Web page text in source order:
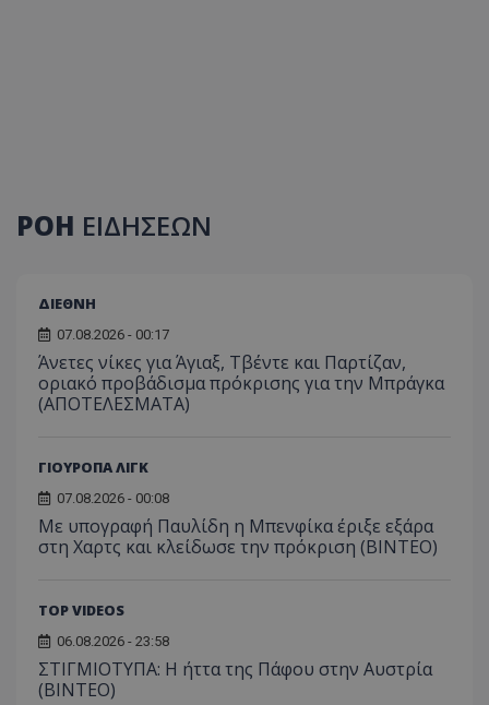
ΡΟΗ ΕΙΔΗΣΕΩΝ
ΔΙΕΘΝΗ
07.08.2026 - 00:17
Άνετες νίκες για Άγιαξ, Τβέντε και Παρτίζαν,
οριακό προβάδισμα πρόκρισης για την Μπράγκα
(ΑΠΟΤΕΛΕΣΜΑΤΑ)
ΓΙΟΥΡΟΠΑ ΛΙΓΚ
07.08.2026 - 00:08
Με υπογραφή Παυλίδη η Μπενφίκα έριξε εξάρα
στη Χαρτς και κλείδωσε την πρόκριση (ΒΙΝΤΕΟ)
TOP VIDEOS
06.08.2026 - 23:58
ΣΤΙΓΜΙΟΤΥΠΑ: Η ήττα της Πάφου στην Αυστρία
(ΒΙΝΤΕΟ)